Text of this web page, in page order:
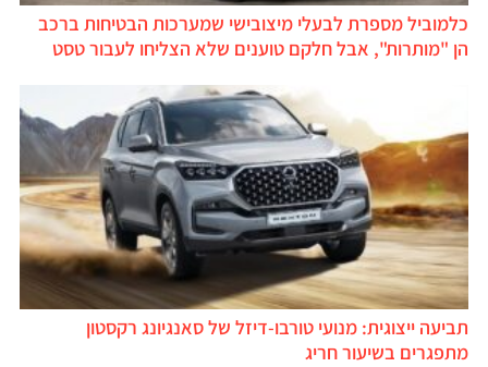
כלמוביל מספרת לבעלי מיצובישי שמערכות הבטיחות ברכב
הן "מותרות", אבל חלקם טוענים שלא הצליחו לעבור טסט
תביעה ייצוגית: מנועי טורבו-דיזל של סאנגיונג רקסטון
מתפגרים בשיעור חריג